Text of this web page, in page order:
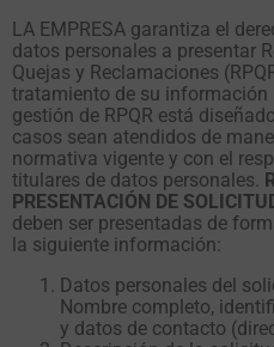
LA EMPRESA garantiza el
datos personales a presentar
Quejas y Reclamaciones
tratamiento de su información
gestión de RPQR está
casos sean atendidos de
normativa vigente y con el
titulares de datos personales.
PRESENTACIÓN DE
deben ser presentadas de
la siguiente información:
Datos personales del
Nombre completo,
y datos de contacto